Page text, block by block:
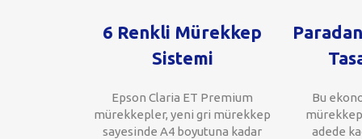
6 Renkli Mürekkep
Sistemi
Epson Claria ET Premium
mürekkepler, yeni gri mürekkep
sayesinde A4 boyutuna kadar
Bu
adede